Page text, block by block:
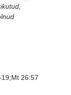
26:57